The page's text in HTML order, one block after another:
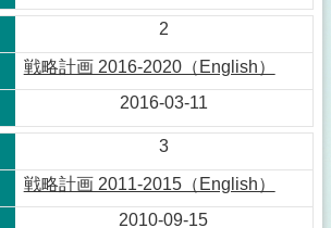
2
戦略計画 2016-2020（English）
2016-03-11
3
戦略計画 2011-2015（English）
2010-09-15